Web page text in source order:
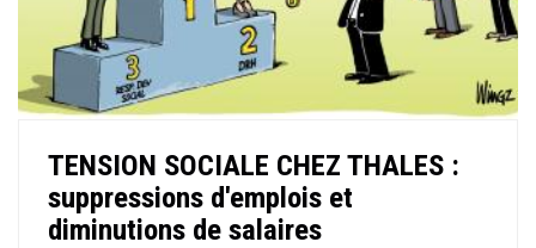
TENSION SOCIALE CHEZ THALES :
suppressions d'emplois et
diminutions de salaires